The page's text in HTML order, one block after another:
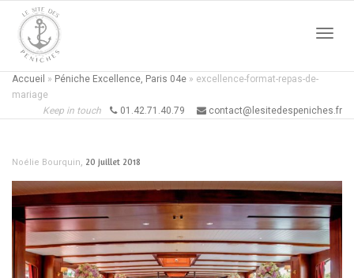
Accueil » Péniche Excellence, Paris 04e » excellence-format-repas-de-
mariage
Keep in touch
01.42.71.40.79 contact@lesitedespeniches.fr
Noélie Bourquin, 20 juillet 2018